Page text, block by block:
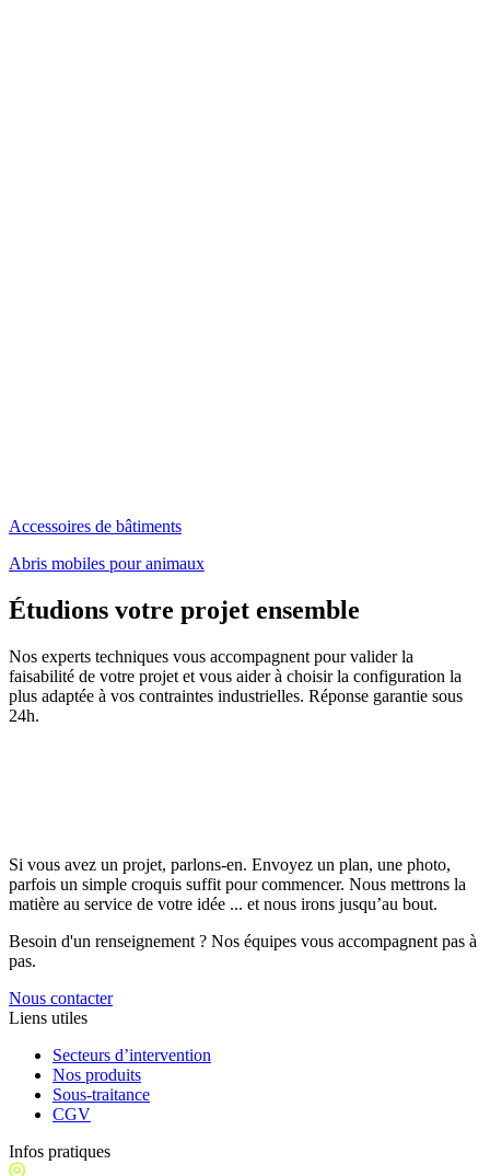
Accessoires de bâtiments
Abris mobiles pour animaux
Étudions votre projet ensemble
Nos experts techniques vous accompagnent pour valider la
faisabilité de votre projet et vous aider à choisir la configuration la
plus adaptée à vos contraintes industrielles. Réponse garantie sous
24h.
Si vous avez un projet, parlons-en. Envoyez un plan, une photo,
parfois un simple croquis suffit pour commencer. Nous mettrons la
matière au service de votre idée ... et nous irons jusqu’au bout.
Besoin d'un renseignement ? Nos équipes vous accompagnent pas à
pas.
Nous contacter
Liens utiles
Secteurs d’intervention
Nos produits
Sous-traitance
CGV
Infos pratiques